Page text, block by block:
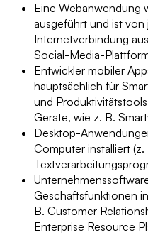
Eine Webanwendung
ausgeführt und ist von
Internetverbindung
Social-Media-
Entwickler mobiler
hauptsächlich für
und
Geräte, wie z. B.
Desktop-
Computer installiert
Geschäftsfunktionen
B. Customer
Enterprise Resource